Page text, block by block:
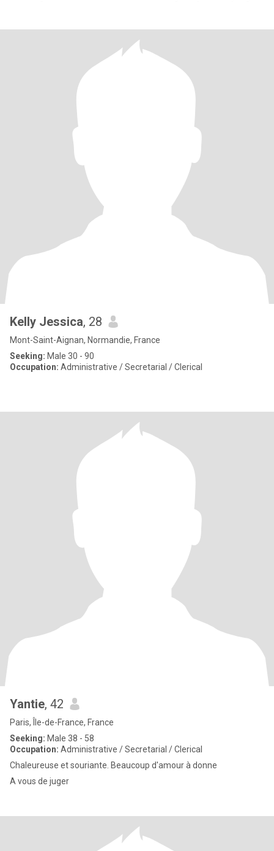
Kelly Jessica, 28
Mont-Saint-Aignan, Normandie, France
Seeking: Male 30 - 90
Occupation: Administrative / Secretarial / Clerical
Yantie, 42
Paris, Île-de-France, France
Seeking: Male 38 - 58
Occupation: Administrative / Secretarial / Clerical
Chaleureuse et souriante. Beaucoup d'amour à donne
A vous de juger